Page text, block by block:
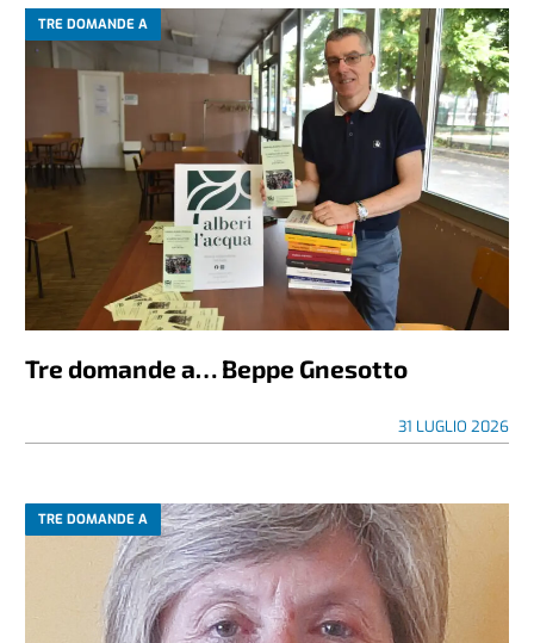
TRE DOMANDE A
Tre domande a… Beppe Gnesotto
31 LUGLIO 2026
TRE DOMANDE A